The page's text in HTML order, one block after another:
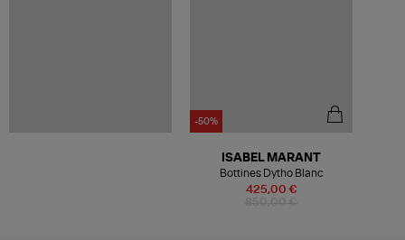
-50%
425,00 €
ISABEL MARANT
Bottines Dytho Blanc